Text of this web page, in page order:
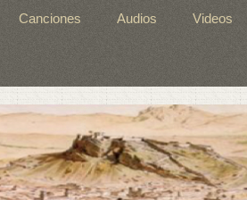
Canciones Audios Videos